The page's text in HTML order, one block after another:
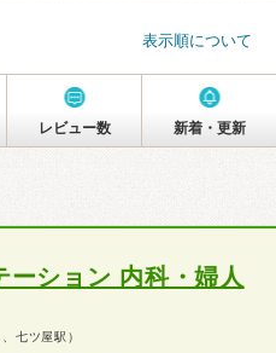
表示順について
レビュー数 新着・更新
ーション 内科・婦人
七ツ屋駅）